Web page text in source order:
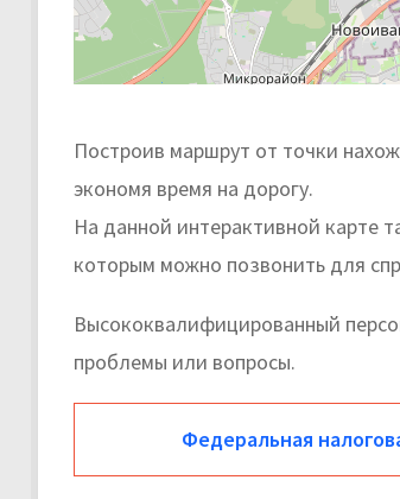
Построив маршрут от точки
экономя время на дорогу.
На данной интерактивной карте
которым можно позвонить для
Высококвалифицированный
проблемы или вопросы.
Федеральная